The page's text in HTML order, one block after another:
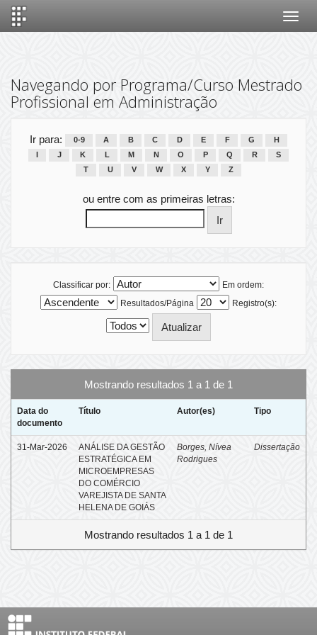
Navegando por Programa/Curso Mestrado
Profissional em Administração
Ir para: 0-9 A B C D E F G
H
J K L M N O P Q R
S
T
U V W X Y Z
ou entre com as primeiras letras:
Classificar por:
Em ordem:
Resultados/Página
Registro(s):
Mostrando resultados 1 a 1 de 1
Data do
documento
Título Autor(es) Tipo
31-Mar-2026
ANÁLISE DA GESTÃO
ESTRATÉGICA EM
MICROEMPRESAS
DO COMÉRCIO
VAREJISTA DE SANTA
HELENA DE GOIÁS​​​​​​​
Borges, Nívea
Rodrigues
Dissertação
Mostrando resultados 1 a 1 de 1